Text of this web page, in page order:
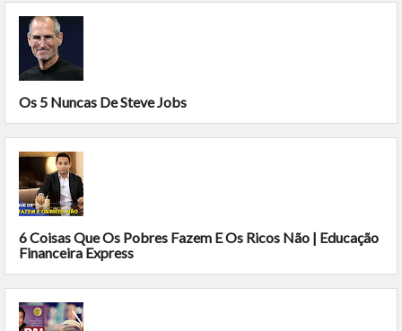
Os 5 Nuncas De Steve Jobs
6 Coisas Que Os Pobres Fazem E Os Ricos Não | Educação
Financeira Express